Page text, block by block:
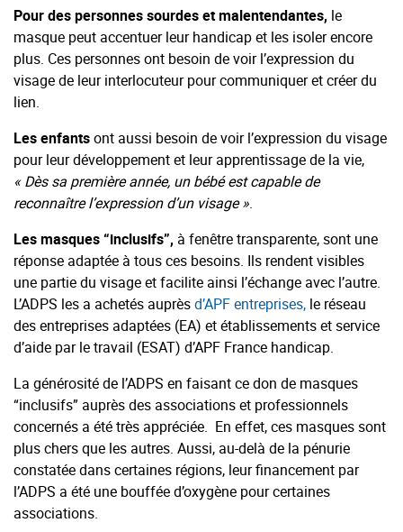
Pour des personnes sourdes et malentendantes, le
masque peut accentuer leur handicap et les isoler encore
plus. Ces personnes ont besoin de voir l’expression du
visage de leur interlocuteur pour communiquer et créer du
lien.
Les enfantsont aussi besoin de voir l’expression du visage
pour leur développement et leur apprentissage de la vie,
« Dès sa première année, un bébé est capable de
reconnaître l’expression d’un visage ».
Les masques “inclusifs”, à fenêtre transparente, sont une
réponse adaptée à tous ces besoins. Ils rendent visibles
une partie du visage et facilite ainsi l’échange avec l’autre.
L’ADPS les a achetés auprèsd’APF entreprises, le réseau
des entreprises adaptées (EA) et établissements et service
d’aide par le travail (ESAT) d’APF France handicap.
La générosité de l’ADPS en faisant ce don de masques
“inclusifs” auprès des associations et professionnels
concernés a été très appréciée. En effet, ces masques sont
plus chers que les autres. Aussi, au-delà de la pénurie
constatée dans certaines régions, leur financement par
l’ADPS a été une bouffée d’oxygène pour certaines
associations.